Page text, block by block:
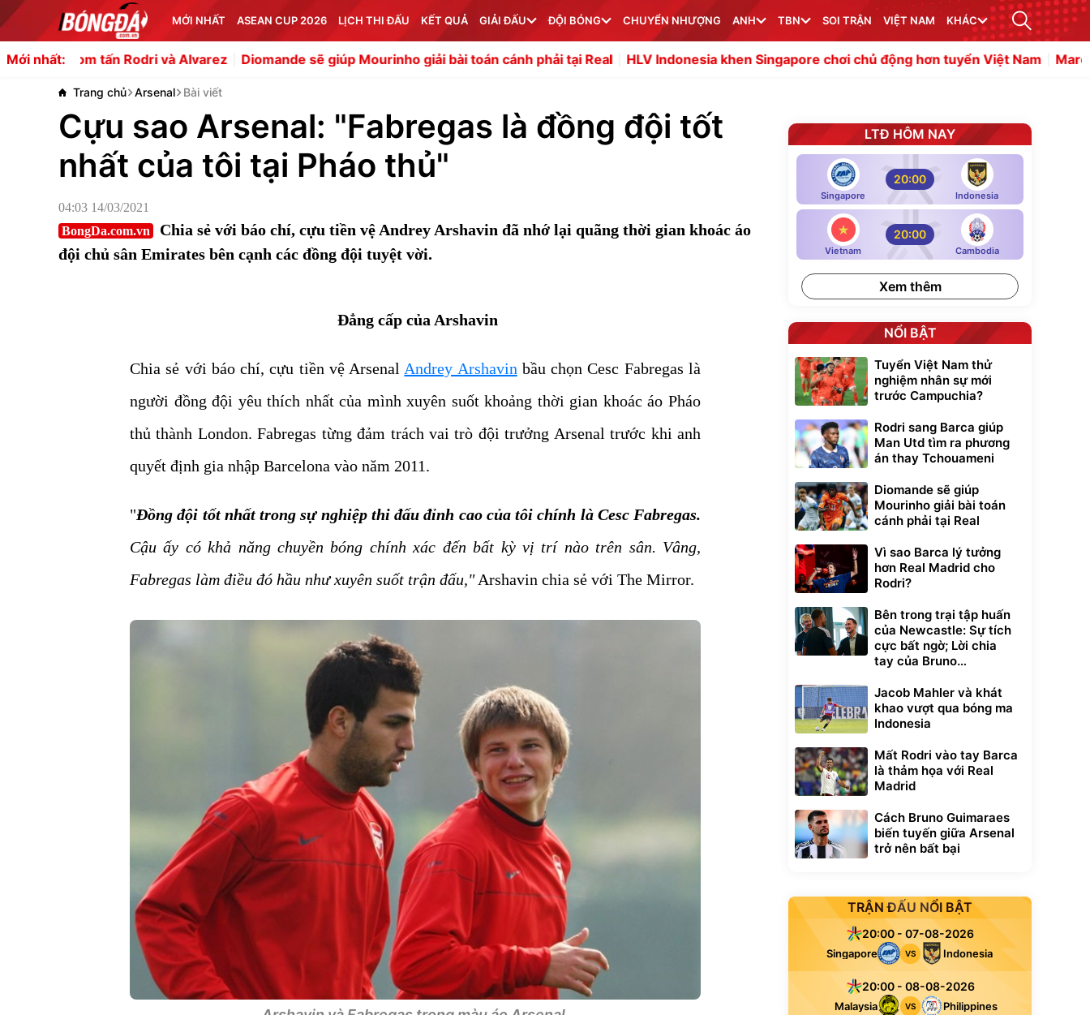
MỚI NHẤT ASEAN CUP 2026 LỊCH THI ĐẤU KẾT QUẢ GIẢI ĐẤU ĐỘI BÓNG CHUYỂN NHƯỢNG ANH TBN SOI TRẬN VIỆT NAM KHÁC
Mới nhất:
tấn Rodri và Alvarez Diomande sẽ giúp Mourinho giải bài toán cánh phải tại Real HLV Indonesia khen Singapore chơi chủ động hơn tuyển Việt Nam Maresca muốn
Trang chủ Arsenal Bài viết
Cựu sao Arsenal: "Fabregas là đồng đội tốt
nhất của tôi tại Pháo thủ"
04:03 14/03/2021
BongDa.com.vn
Chia sẻ với báo chí, cựu tiền vệ Andrey Arshavin đã nhớ lại quãng thời gian khoác áo
đội chủ sân Emirates bên cạnh các đồng đội tuyệt vời.
Đẳng cấp của Arshavin
Chia sẻ với báo chí, cựu tiền vệ Arsenal Andrey Arshavin bầu chọn Cesc Fabregas là
người đồng đội yêu thích nhất của mình xuyên suốt khoảng thời gian khoác áo Pháo
thủ thành London. Fabregas từng đảm trách vai trò đội trưởng Arsenal trước khi anh
quyết định gia nhập Barcelona vào năm 2011.
"Đồng đội tốt nhất trong sự nghiệp thi đấu đỉnh cao của tôi chính là Cesc Fabregas.
Cậu ấy có khả năng chuyền bóng chính xác đến bất kỳ vị trí nào trên sân. Vâng,
Fabregas làm điều đó hầu như xuyên suốt trận đấu,"Arshavin chia sẻ với The Mirror.
LTĐ HÔM NAY
Singapore
20:00
Indonesia
Vietnam
20:00
Cambodia
Xem thêm
NỔI BẬT
Tuyển Việt Nam thử
nghiệm nhân sự mới
trước Campuchia?
Rodri sang Barca giúp
Man Utd tìm ra phương
án thay Tchouameni
Diomande sẽ giúp
Mourinho giải bài toán
cánh phải tại Real
Vì sao Barca lý tưởng
hơn Real Madrid cho
Rodri?
Bên trong trại tập huấn
của Newcastle: Sự tích
cực bất ngờ; Lời chia
tay của Bruno
Jacob Mahler và khát
khao vượt qua bóng ma
Indonesia
Mất Rodri vào tay Barca
là thảm họa với Real
Madrid
Cách Bruno Guimaraes
biến tuyến giữa Arsenal
trở nên bất bại
TRẬN ĐẤU NỔI BẬT
20:00 - 07-08-2026
Singapore VS Indonesia
20:00 - 08-08-2026
Malaysia VS Philippines